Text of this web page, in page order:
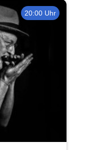
20:00 Uhr